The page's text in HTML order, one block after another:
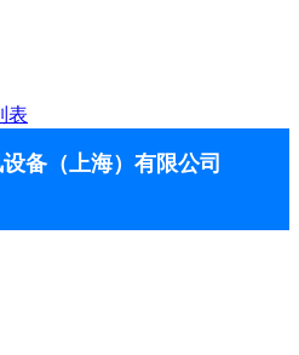
表
备（上海）有限公司